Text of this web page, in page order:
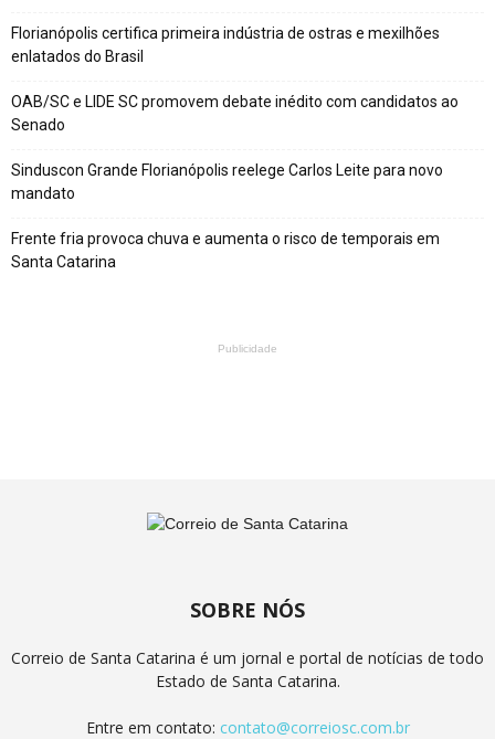
Florianópolis certifica primeira indústria de ostras e mexilhões
enlatados do Brasil
OAB/SC e LIDE SC promovem debate inédito com candidatos ao
Senado
Sinduscon Grande Florianópolis reelege Carlos Leite para novo
mandato
Frente fria provoca chuva e aumenta o risco de temporais em
Santa Catarina
Publicidade
SOBRE NÓS
Correio de Santa Catarina é um jornal e portal de notícias de todo
Estado de Santa Catarina.
Entre em contato: contato@correiosc.com.br